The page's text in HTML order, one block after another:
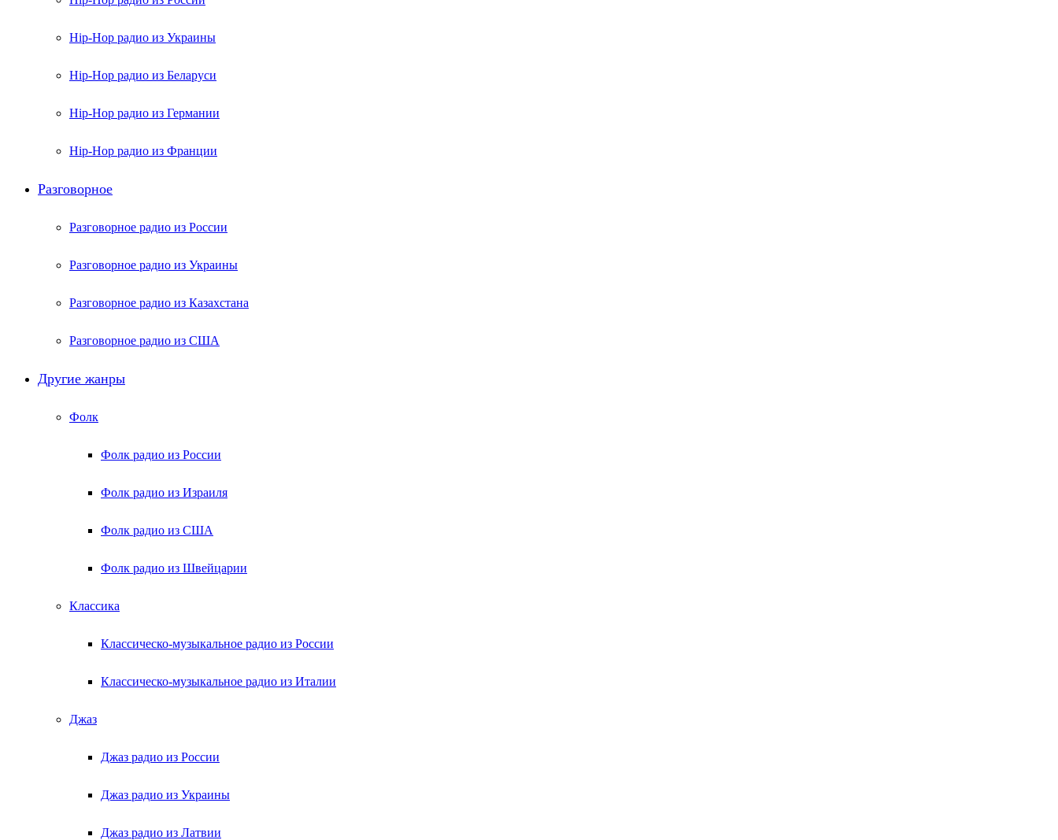
Hip-Hop радио из Украины
Hip-Hop радио из Беларуси
Hip-Hop радио из Германии
Hip-Hop радио из Франции
Разговорное
Разговорное радио из России
Разговорное радио из Украины
Разговорное радио из Казахстана
Разговорное радио из США
Другие жанры
Фолк
Фолк радио из России
Фолк радио из Израиля
Фолк радио из США
Фолк радио из Швейцарии
Классика
Классическо-музыкальное радио из России
Классическо-музыкальное радио из Италии
Джаз
Джаз радио из России
Джаз радио из Украины
Джаз радио из Латвии